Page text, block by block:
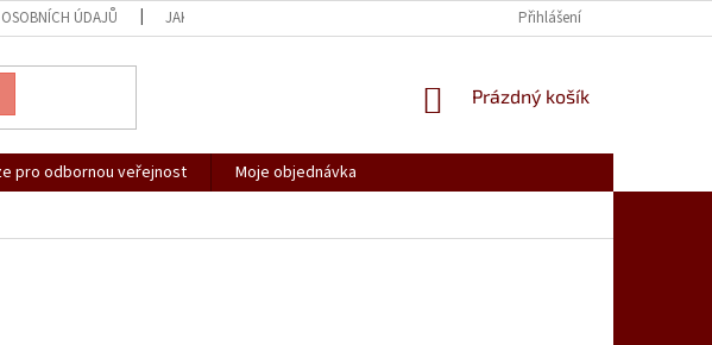
ÚDAJŮ JAK NAKUPOVAT REKLAMACE, VRÁCENÍ ZBOŽÍ
Přihlášení
NÁKUPNÍ
Prázdný košík
pro odbornou veřejnost
Moje objednávka